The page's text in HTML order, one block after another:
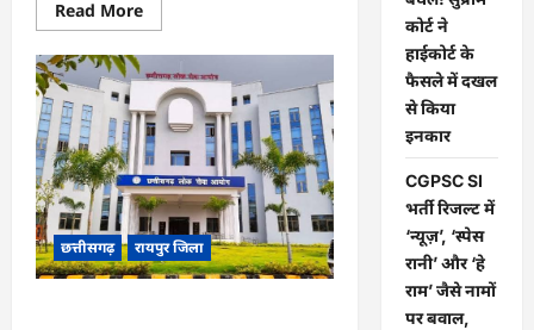
Read MoreRead
more
CG
News:
पाटन
सीट
पर
फंसे
भूपेश
बघेल!
सुप्रीम
कोर्ट
ने
हाईकोर्ट
के
फैसले
छत्तीसगढ़ रायपुर जिला
कोर्ट ने
हाईकोर्ट के
फैसले में दखल
से किया
इनकार
CGPSC SI
भर्ती रिजल्ट में
‘न्यूज़’, ‘स्पेस
रानी’ और ‘हे
राम’ जैसे नामों
पर बवाल,